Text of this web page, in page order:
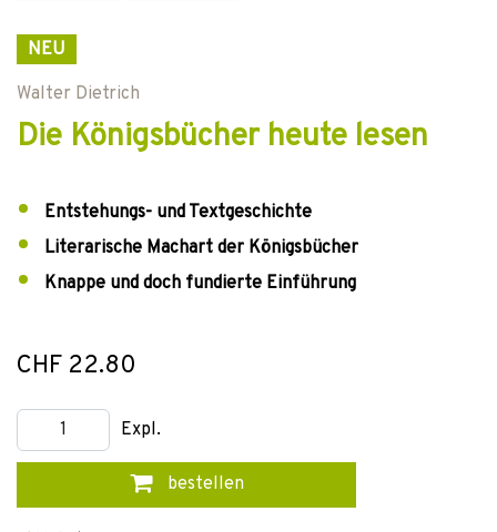
NEU
Walter Dietrich
Die Königsbücher heute lesen
Entstehungs- und Textgeschichte
Literarische Machart der Königsbücher
Knappe und doch fundierte Einführung
CHF 22.80
Expl.
bestellen